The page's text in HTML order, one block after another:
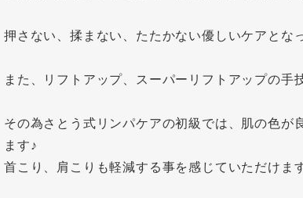
押さない、揉まない、たたかない優しいケアと
また、リフトアップ、スーパーリフトアップの手
その為さとう式リンパケアの初級では、肌の色が
ます♪
首こり、肩こりも軽減する事を感じていただけま